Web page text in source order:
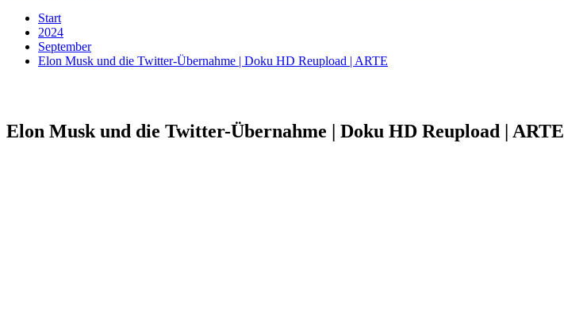
Start
2024
September
Elon Musk und die Twitter-Übernahme | Doku HD Reupload | ARTE
Elon Musk und die Twitter-Übernahme | Doku HD Reupload | ARTE